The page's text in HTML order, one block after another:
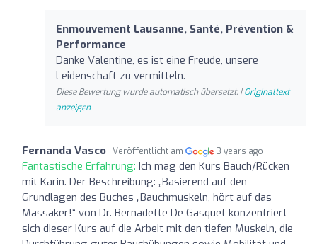
Enmouvement Lausanne, Santé, Prévention &
Performance
Danke Valentine, es ist eine Freude, unsere
Leidenschaft zu vermitteln.
Diese Bewertung wurde automatisch übersetzt. |Originaltext
anzeigen
Fernanda Vasco Veröffentlicht am 3 years ago
Fantastische Erfahrung: Ich mag den Kurs Bauch/Rücken
mit Karin. Der Beschreibung: „Basierend auf den
Grundlagen des Buches „Bauchmuskeln, hört auf das
Massaker!“ von Dr. Bernadette De Gasquet konzentriert
sich dieser Kurs auf die Arbeit mit den tiefen Muskeln, die